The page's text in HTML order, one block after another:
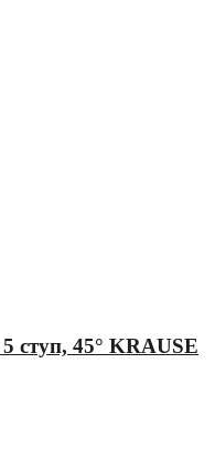
ступ, 45° KRAUSE